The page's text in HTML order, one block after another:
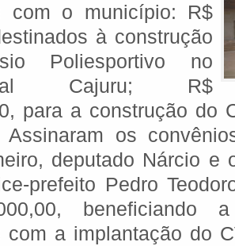
com o município: R$
à construção
Poliesportivo no
Cajuru; R$
para a construção do
Assinaram os
deputado Nárcio e
prefeito Pedro
beneficiando
com a implantação do